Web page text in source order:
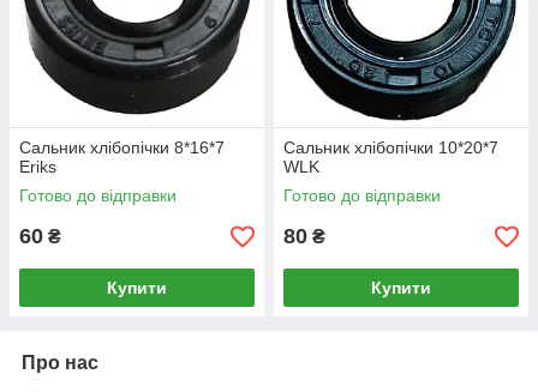
Сальник хлібопічки 8*16*7
Eriks
Готово до відправки
60 ₴
Купити
Сальник хлібопічки 10*20*7
WLK
Готово до відправки
80 ₴
Купити
Про нас